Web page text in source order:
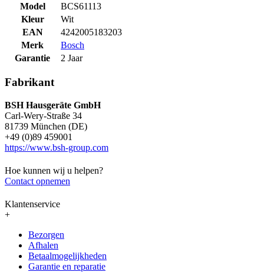
Model
BCS61113
Kleur
Wit
EAN
4242005183203
Merk
Bosch
Garantie
2 Jaar
Fabrikant
BSH Hausgeräte GmbH
Carl-Wery-Straße 34
81739 München (DE)
+49 (0)89 459001
https://www.bsh-group.com
Hoe kunnen wij u helpen?
Contact opnemen
Klantenservice
+
Bezorgen
Afhalen
Betaalmogelijkheden
Garantie en reparatie